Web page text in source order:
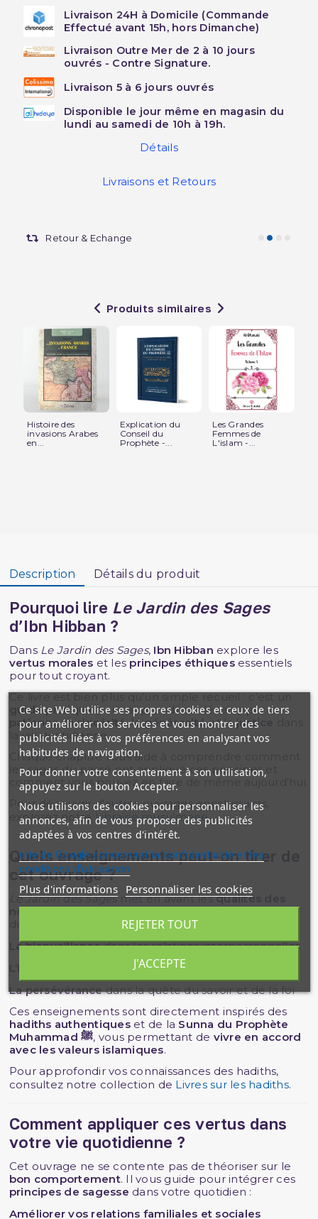
Livraison 24H à Domicile (Commande
Effectué avant 15h, hors Dimanche)
Livraison Outre Mer de 2 à 10 jours
ouvrés - Contre Signature.
Livraison 5 à 6 jours ouvrés
Disponible le jour même en magasin du
lundi au samedi de 10h à 19h.
Détails
Livraisons et Retours
Retour & Echange
Produits similaires
Histoire des
invasions Arabes
en...
Explication du
Conseil du
Prophète -...
Les Grandes
Femmes de
L'islam -...
Description Détails du produit
Pourquoi lire Le Jardin des Sages
d’Ibn Hibban ?
Dans Le Jardin des Sages, Ibn Hibban explore les
vertus morales et les principes éthiquesessentiels
pour tout croyant.
guide pratiquepour apprendre à développer la
patience, lasincérité, lagénérositéet lajustice
la vie quotidienne.
Chaque chapitre vous aide à comprendre comment
les sages du passé ont appliqué ces principes et
comment vous pouvez en faire de même aujourd'hui.
Pour découvrir d'autres ouvrages enrichissants,
explorez notre Librairie musulmane.
Quels enseignements peut-on tirer de
cet ouvrage ?
Le Jardin des Sagesmet en avant lesqualités des
des comportements vertueux :
La bienveillancedans les relations interpersonnelles
face aux épreuves et aux succès
La persévérancedans la quête du savoir et de la foi
Ces enseignements sont directement inspirés des
hadiths authentiqueset de la Sunna du Prophète
Muhammad ﷺ, vous permettant de vivre en accord
avec les valeurs islamiques.
Pour approfondir vos connaissances des hadiths,
consultez notre collection de Livres sur les hadiths.
Comment appliquer ces vertus dans
votre vie quotidienne ?
Cet ouvrage ne se contente pas de théoriser sur le
bon comportement. Il vous guide pour intégrer ces
principes de sagesse dans votre quotidien :
Améliorer vos relations familiales et sociales
Ce site Web utilise ses propres cookies et ceux de tiers
pour améliorer nos services et vous montrer des
publicités liées à vos préférences en analysant vos
habitudes de navigation.
Pour donner votre consentement à son utilisation,
appuyez sur le bouton Accepter.
Nous utilisons des cookies pour personnaliser les
annonces, afin de vous proposer des publicités
adaptées à vos centres d'intérêt.
site de Google concernant la confidentialité et les
conditions d'utilisation
Plus d'informations Personnaliser les cookies
REJETER TOUT
J'ACCEPTE